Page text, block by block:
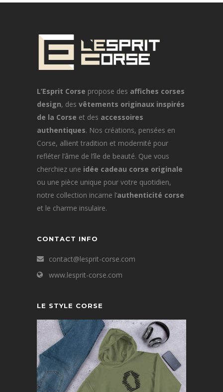
L’Esprit Corse propose des affiches corses
design, des vêtements originaux inspirés
de la Corse et des accessoires
authentiques. Nos créations, pensées en
Corse, allient tradition et modernité pour
refléter l’âme de l’île de beauté. Que vous
cherchiez une idée cadeau corse originale
ou une pièce unique pour votre quotidien,
notre collection incarne l’authenticité corse
et le charme insulaire.
CONTACT INFO
contact@lesprit-corse.com
www.lesprit-corse.com
LE STYLE CORSE